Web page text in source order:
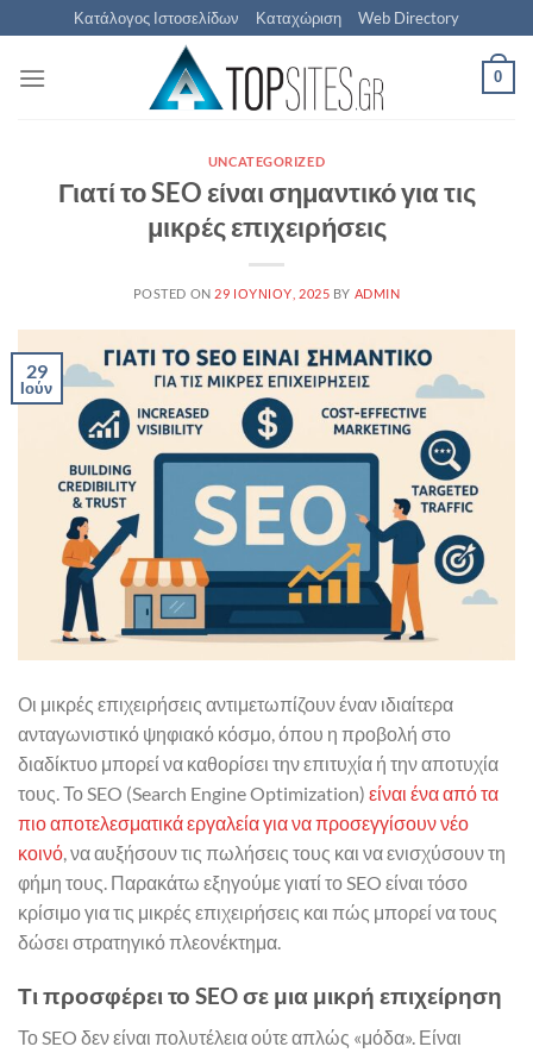
Μετάβαση
στο
περιεχόμενο
Κατάλογος Ιστοσελίδων Καταχώριση Web Directory
0
UNCATEGORIZED
Γιατί το SEO είναι σημαντικό για τις
μικρές επιχειρήσεις
POSTED ON 29 ΙΟΥΝΊΟΥ, 2025 BY ADMIN
29
Ιούν
Οι μικρές επιχειρήσεις αντιμετωπίζουν έναν ιδιαίτερα
ανταγωνιστικό ψηφιακό κόσμο, όπου η προβολή στο
διαδίκτυο μπορεί να καθορίσει την επιτυχία ή την αποτυχία
τους. Το SEO (Search Engine Optimization) είναι ένα από τα
πιο αποτελεσματικά εργαλεία για να προσεγγίσουν νέο
κοινό, να αυξήσουν τις πωλήσεις τους και να ενισχύσουν τη
φήμη τους. Παρακάτω εξηγούμε γιατί το SEO είναι τόσο
κρίσιμο για τις μικρές επιχειρήσεις και πώς μπορεί να τους
δώσει στρατηγικό πλεονέκτημα.
Τι προσφέρει το SEO σε μια μικρή επιχείρηση
Το SEO δεν είναι πολυτέλεια ούτε απλώς «μόδα». Είναι